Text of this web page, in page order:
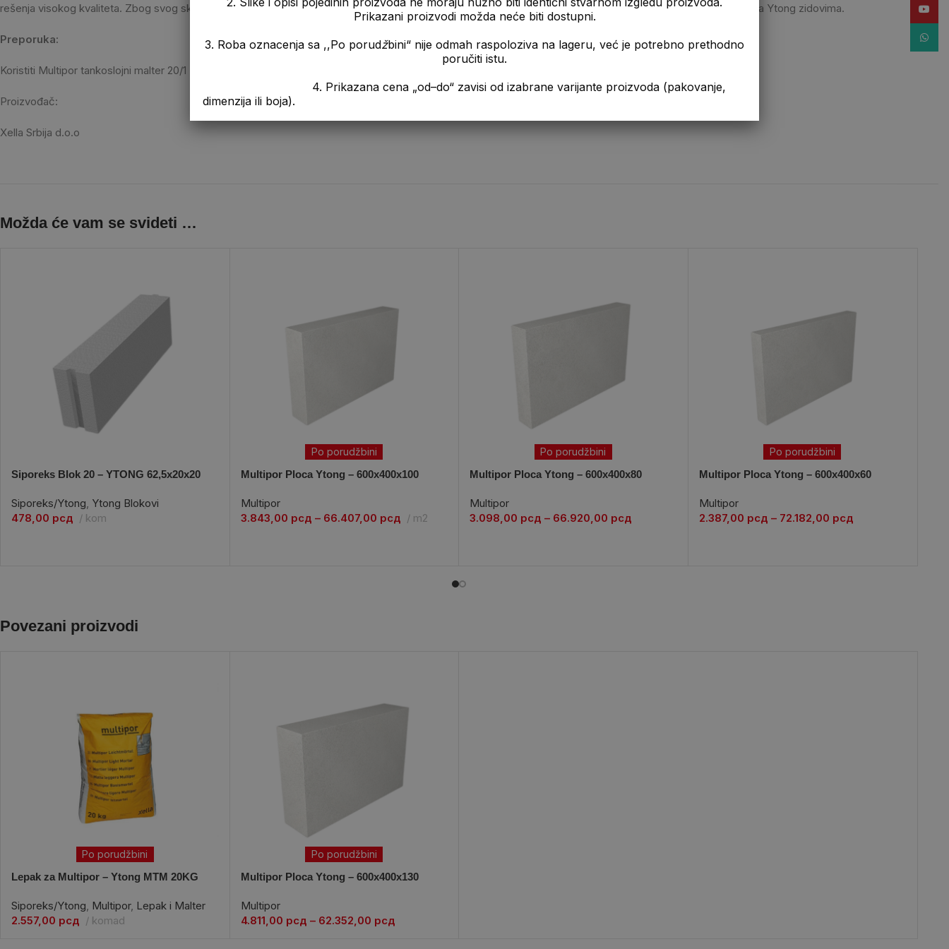
rešenja visokog kvaliteta. Zbog svog skoro identičnog sastava i fizičkih karakteristika Multipor je idealan materijal za rešavanje termo mostova u kombinaciji sa Ytong zidovima.
Preporuka:
Koristiti Multipor tankoslojni malter 20/1 za lepljenje i armiranje mrežice.
Proizvođač:
Xella Srbija d.o.o
Možda će vam se svideti …
Siporeks Blok 20 – YTONG 62,5x20x20
Siporeks/Ytong Ytong Blokovi
478,00 рсд kom
Po porudžbini
Multipor Ploca Ytong – 600x400x100
Multipor
3.843,00 рсд – 66.407,00 рсд m2
Po porudžbini
Multipor Ploca Ytong – 600x400x80
Multipor
3.098,00 рсд – 66.920,00 рсд
Po porudžbini
Multipor Ploca Ytong – 600x400x60
Multipor
2.387,00 рсд – 72.182,00 рсд
Povezani proizvodi
Po porudžbini
Lepak za Multipor – Ytong MTM 20KG
Siporeks/Ytong, Multipor, Lepak i Malter
2.557,00 рсд komad
Po porudžbini
Multipor Ploca Ytong – 600x400x130
Multipor
4.811,00 рсд – 62.352,00 рсд
Prikazani proizvodi možda neće biti dostupni.
3. Roba oznacenja sa ,,Po porudžbini“ nije odmah raspoloziva na lageru, već je potrebno prethodno
poručiti istu.
4. Prikazana cena „od–do“ zavisi od izabrane varijante proizvoda (pakovanje,
dimenzija ili boja).